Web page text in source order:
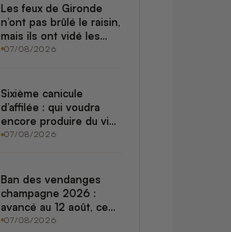
Les feux de Gironde
n’ont pas brûlé le raisin,
mais ils ont vidé les
châteaux de leurs
07/08/2026
Sixième canicule
d’affilée : qui voudra
encore produire du vin
quand les vignerons
07/08/2026
Ban des vendanges
champagne 2026 :
avancé au 12 août, ce
que ça change pour
07/08/2026